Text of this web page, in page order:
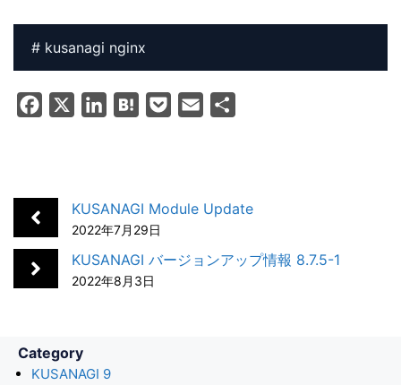
o
e
d
I
n
n
a
e
l
KUSANAGI Module Update
2022年7月29日
KUSANAGI バージョンアップ情報 8.7.5-1
2022年8月3日
Category
KUSANAGI 9